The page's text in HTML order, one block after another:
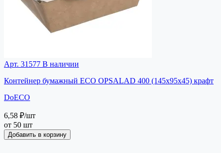
Арт. 31577 В наличии
Контейнер бумажный ECO OPSALAD 400 (145x95x45) крафт
DoECO
6,58 ₽/шт
от 50 шт
Добавить в корзину